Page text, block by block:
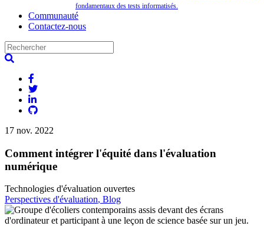
fondamentaux des tests informatisés.
Communauté
Contactez-nous
17 nov. 2022
Comment intégrer l'équité dans l'évaluation
numérique
Technologies d'évaluation ouvertes
Perspectives d'évaluation, Blog